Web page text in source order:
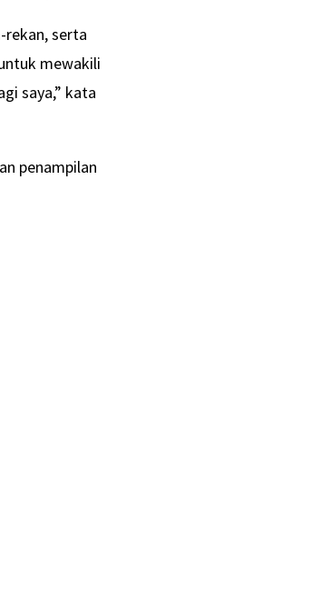
rekan, serta
mewakili
saya,” kata
penampilan